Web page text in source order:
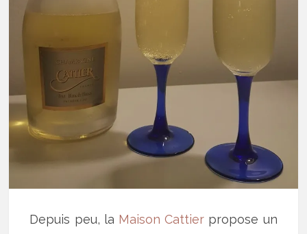
Depuis peu, la Maison Cattier propose un